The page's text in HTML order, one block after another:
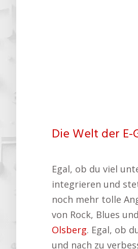
Die Welt der
Egal, ob du viel
integrieren und
noch mehr tolle
von Rock, Blues
Olsberg. Egal, ob
und nach zu